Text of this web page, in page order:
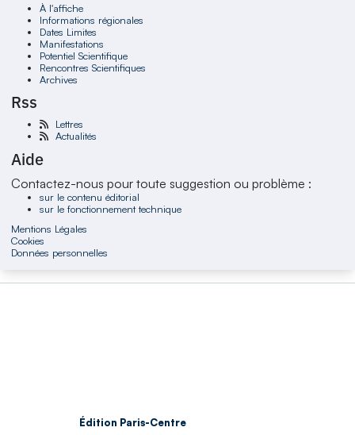
À l'affiche
Informations régionales
Dates Limites
Manifestations
Potentiel Scientifique
Rencontres Scientifiques
Archives
Rss
Lettres
Actualités
Aide
Contactez-nous pour toute suggestion ou problème :
sur le contenu éditorial
sur le fonctionnement technique
Mentions Légales
Cookies
Données personnelles
Édition Paris-Centre